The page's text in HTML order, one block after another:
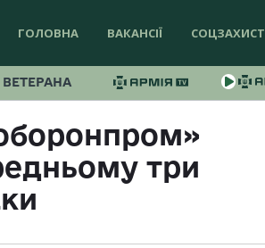
ГОЛОВНА ВАКАНСІЇ СОЦЗАХИСТ
три